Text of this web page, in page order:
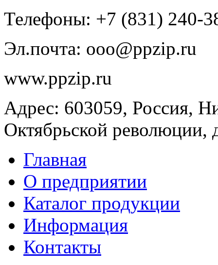
Телефоны: +7 (831) 240-
Эл.почта: ooo@ppzip.ru
www.ppzip.ru
Адрес: 603059, Россия,
Октябрьской революции,
Главная
О предприятии
Каталог продукции
Информация
Контакты